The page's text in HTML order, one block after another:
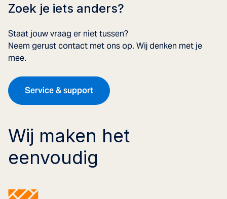
Zoek je iets anders?
Staat jouw vraag er niet tussen?
Neem gerust contact met ons op. Wij denken met je
mee.
Service & support
Wij maken het
eenvoudig